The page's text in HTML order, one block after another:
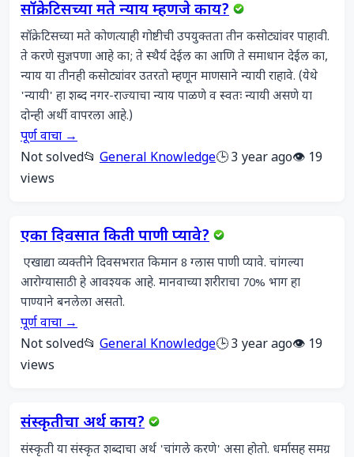
सॉक्रेटिसच्या मते न्याय म्हणजे काय?
सॉक्रेटिसच्या मते कोणत्याही गोष्टीची उपयुक्तता तीन कसोट्यांवर पाहावी.
ते करणे सुज्ञपणा आहे का; ते स्थैर्य देईल का आणि ते समाधान देईल का,
न्याय या तीनही कसोट्यांवर उतरतो म्हणून माणसाने न्यायी राहावे. (येथे
'न्यायी' हा शब्द नगर-राज्याचा न्याय पाळणे व स्वतः न्यायी असणे या
दोन्ही अर्थी वापरला आहे.)
पूर्ण वाचा →
Not solved📂 General Knowledge🕒 3 year ago👁️ 19
views
एका दिवसात किती पाणी प्यावे?
आरोग्यासाठी हे आवश्यक आहे. मानवाच्या शरीराचा 70% भाग हा
पाण्याने बनलेला असतो.
पूर्ण वाचा →
Not solved📂 General Knowledge🕒 3 year ago👁️ 19
views
संस्कृतीचा अर्थ काय?
संस्कृती या संस्कृत शब्दाचा अर्थ 'चांगले करणे' असा होतो. धर्मासह समग्र